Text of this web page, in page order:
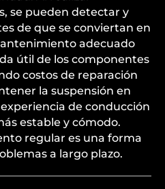
se pueden detectar y
de que se conviertan en
adecuado
útil de los componentes
costos de reparación
la suspensión en
de conducción
estable y cómodo.
regular es una forma
a largo plazo.